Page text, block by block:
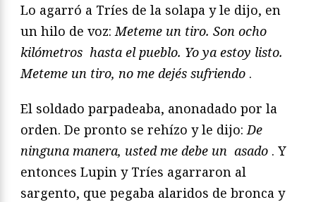
Lo agarró a Tríes de la solapa y le dijo, en
un hilo de voz: Meteme un tiro. Son ocho
kilómetros hasta el pueblo. Yo ya estoy listo.
Meteme un tiro, no me dejés sufriendo .
El soldado parpadeaba, anonadado por la
orden. De pronto se rehízo y le dijo: De
ninguna manera, usted me debe un asado . Y
entonces Lupin y Tríes agarraron al
sargento, que pegaba alaridos de bronca y